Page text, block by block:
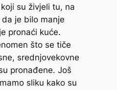
su živjeli tu, na
je bilo manje
pronaći kuće.
što se tiče
srednjovekovne
pronađene. Još
sliku kako su